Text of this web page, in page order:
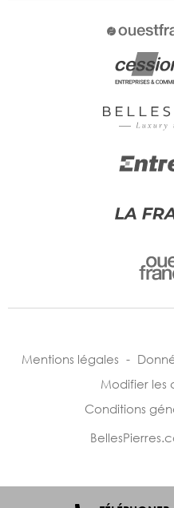
Mentions légales -
Modifier les
Conditions